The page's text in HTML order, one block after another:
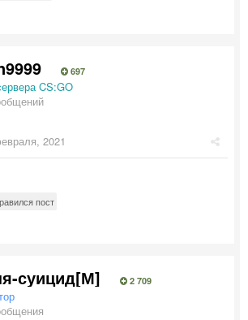
697
CS:GO
2021
пост
суицид[М] 2 709